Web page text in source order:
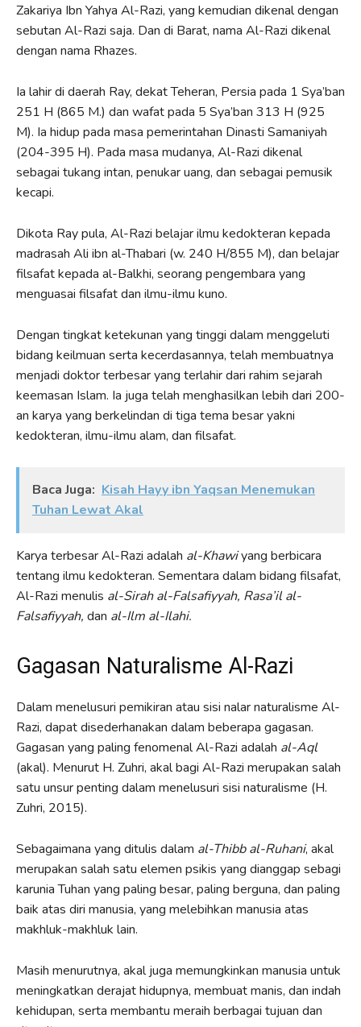
Zakariya Ibn Yahya Al-Razi, yang kemudian dikenal dengan
sebutan Al-Razi saja. Dan di Barat, nama Al-Razi dikenal
dengan nama Rhazes.
Ia lahir di daerah Ray, dekat Teheran, Persia pada 1 Sya’ban
251 H (865 M.) dan wafat pada 5 Sya’ban 313 H (925
M). Ia hidup pada masa pemerintahan Dinasti Samaniyah
(204-395 H). Pada masa mudanya, Al-Razi dikenal
sebagai tukang intan, penukar uang, dan sebagai pemusik
kecapi.
Dikota Ray pula, Al-Razi belajar ilmu kedokteran kepada
madrasah Ali ibn al-Thabari (w. 240 H/855 M), dan belajar
filsafat kepada al-Balkhi, seorang pengembara yang
menguasai filsafat dan ilmu-ilmu kuno.
Dengan tingkat ketekunan yang tinggi dalam menggeluti
bidang keilmuan serta kecerdasannya, telah membuatnya
menjadi doktor terbesar yang terlahir dari rahim sejarah
keemasan Islam. Ia juga telah menghasilkan lebih dari 200-
an karya yang berkelindan di tiga tema besar yakni
kedokteran, ilmu-ilmu alam, dan filsafat.
Baca Juga: Kisah Hayy ibn Yaqsan Menemukan
Tuhan Lewat Akal
Karya terbesar Al-Razi adalah al-Khawiyang berbicara
tentang ilmu kedokteran. Sementara dalam bidang filsafat,
Al-Razi menulis al-Sirah al-Falsafiyyah, Rasa’il al-
Falsafiyyah, dan al-Ilm al-Ilahi.
Gagasan Naturalisme Al-Razi
Dalam menelusuri pemikiran atau sisi nalar naturalisme Al-
Razi, dapat disederhanakan dalam beberapa gagasan.
Gagasan yang paling fenomenal Al-Razi adalah al-Aql
(akal). Menurut H. Zuhri, akal bagi Al-Razi merupakan salah
satu unsur penting dalam menelusuri sisi naturalisme (H.
Zuhri, 2015).
Sebagaimana yang ditulis dalam al-Thibb al-Ruhani, akal
merupakan salah satu elemen psikis yang dianggap sebagi
karunia Tuhan yang paling besar, paling berguna, dan paling
baik atas diri manusia, yang melebihkan manusia atas
makhluk-makhluk lain.
Masih menurutnya, akal juga memungkinkan manusia untuk
meningkatkan derajat hidupnya, membuat manis, dan indah
kehidupan, serta membantu meraih berbagai tujuan dan